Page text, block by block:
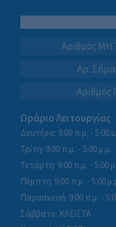
Αριθμός
Αρ.
Αριθμός
Ωράριο Λειτουργίας
Δευτέρα: 9:00 π.μ. - 5:00
Τρίτη: 9:00 π.μ. - 5:00 μ.μ.
Τετάρτη: 9:00 π.μ. - 5:00
Πέμπτη: 9:00 π.μ. - 5:00
Παρασκευή: 9:00 π.μ. -
Σάββατο: ΚΛΕΙΣΤΑ